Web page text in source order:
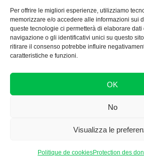
Per offrire le migliori esperienze, utilizziamo
memorizzare e/o accedere alle informazioni sui
queste tecnologie ci permetterà di elaborare
navigazione o gli identificativi unici su questo
ritirare il consenso potrebbe influire
caratteristiche e funzioni.
OK
No
Visualizza le
Politique de cookiesProtection des